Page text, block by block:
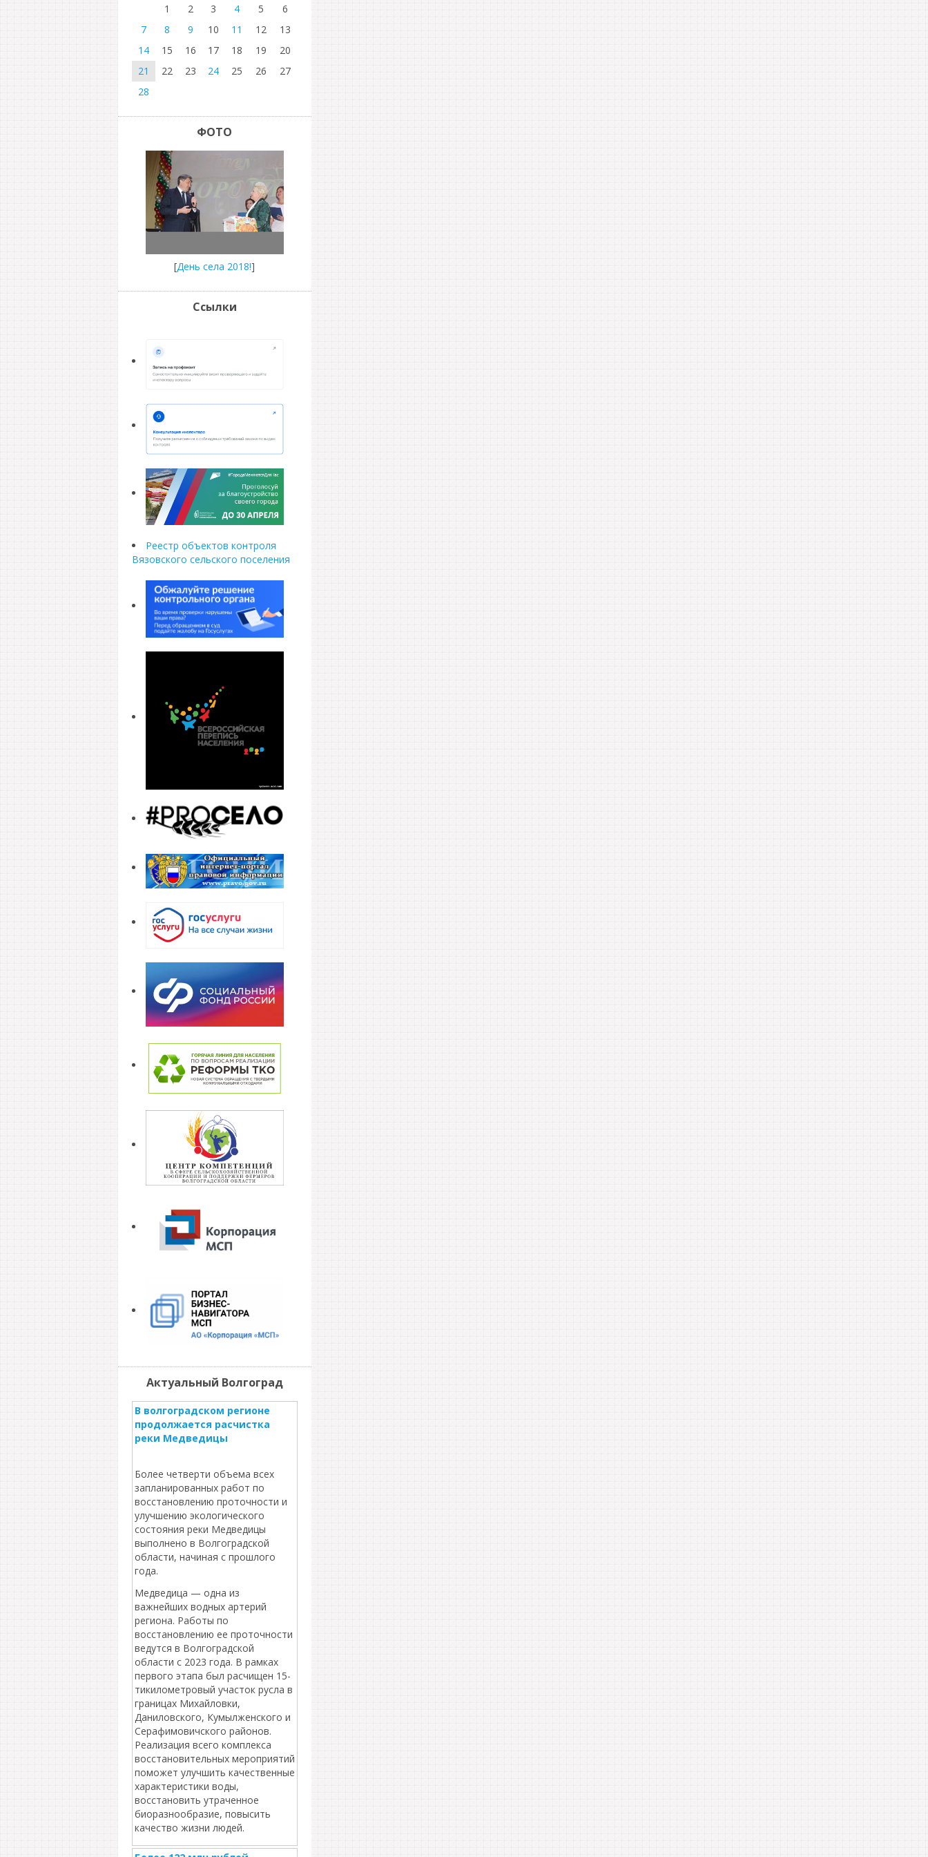
1 2 3 4 5
6
7
8 9 10 11 12
13
14
15 16 17 18 19
20
21
22 23 24 25 26
27
28
ФОТО
[День села 2018!]
Ссылки
Реестр объектов контроля
Вязовского сельского поселения
Актуальный Волгоград
В волгоградском регионе
продолжается расчистка
реки Медведицы
Более четверти объема всех
запланированных работ по
восстановлению проточности и
улучшению экологического
состояния реки Медведицы
выполнено в Волгоградской
области, начиная с прошлого
года.
Медведица — одна из
важнейших водных артерий
региона. Работы по
восстановлению ее проточности
ведутся в Волгоградской
области с 2023 года. В рамках
первого этапа был расчищен 15-
тикилометровый участок русла в
границах Михайловки,
Даниловского, Кумылженского и
Серафимовичского районов.
Реализация всего комплекса
восстановительных мероприятий
поможет улучшить качественные
характеристики воды,
восстановить утраченное
биоразнообразие, повысить
качество жизни людей.